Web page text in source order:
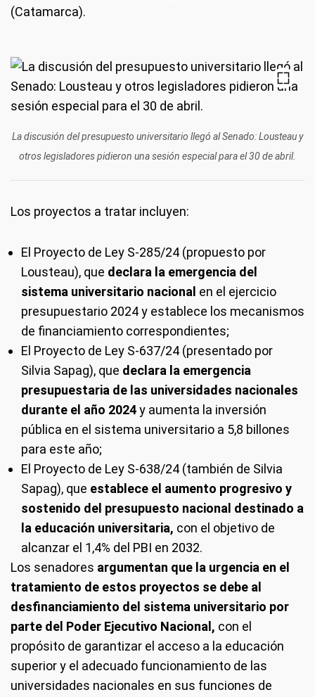
(Catamarca).
La discusión del presupuesto universitario llegó al Senado: Lousteau y
otros legisladores pidieron una sesión especial para el 30 de abril.
Los proyectos a tratar incluyen:
El Proyecto de Ley S-285/24 (propuesto por
Lousteau), que declara la emergencia del
sistema universitario nacional en el ejercicio
presupuestario 2024 y establece los mecanismos
de financiamiento correspondientes;
El Proyecto de Ley S-637/24 (presentado por
Silvia Sapag), que declara la emergencia
presupuestaria de las universidades nacionales
durante el año 2024y aumenta la inversión
pública en el sistema universitario a 5,8 billones
para este año;
El Proyecto de Ley S-638/24 (también de Silvia
Sapag), que establece el aumento progresivo y
sostenido del presupuesto nacional destinado a
la educación universitaria, con el objetivo de
alcanzar el 1,4% del PBI en 2032.
Los senadores argumentan que la urgencia en el
tratamiento de estos proyectos se debe al
desfinanciamiento del sistema universitario por
parte del Poder Ejecutivo Nacional, con el
propósito de garantizar el acceso a la educación
superior y el adecuado funcionamiento de las
universidades nacionales en sus funciones de